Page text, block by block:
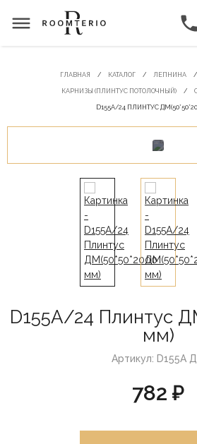
ГЛАВНАЯ КАТАЛОГ ЛЕПНИНА
КАРНИЗЫ (ПЛИНТУС ПОТОЛОЧНЫЙ)
D155A/24 ПЛИНТУС
D155A/24 Плинтус
мм)
Артикул: D155A
782 ₽